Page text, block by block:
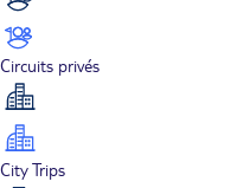
Circuits privés
City Trips